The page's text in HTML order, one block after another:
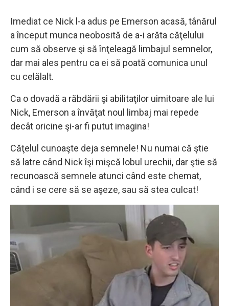
Imediat ce Nick l-a adus pe Emerson acasă, tânărul
a început munca neobosită de a-i arăta căţelului
cum să observe şi să înţeleagă limbajul semnelor,
dar mai ales pentru ca ei să poată comunica unul
cu celălalt.
Ca o dovadă a răbdării şi abilitaţilor uimitoare ale lui
Nick, Emerson a învăţat noul limbaj mai repede
decât oricine şi-ar fi putut imagina!
Căţelul cunoaşte deja semnele! Nu numai că ştie
să latre când Nick îşi mişcă lobul urechii, dar ştie să
recunoască semnele atunci când este chemat,
când i se cere să se aşeze, sau să stea culcat!